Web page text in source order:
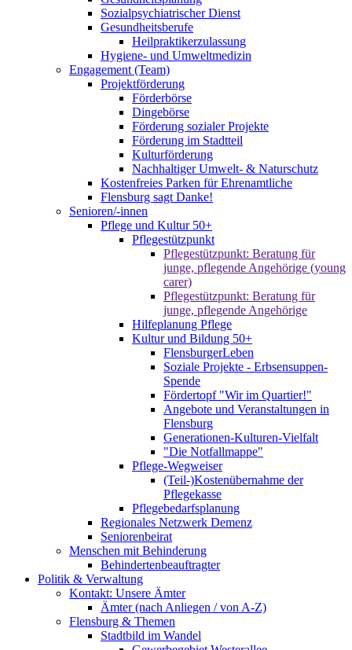
Sozialpsychiatrischer Dienst
Gesundheitsberufe
Heilpraktikerzulassung
Hygiene- und Umweltmedizin
Engagement (Team)
Projektförderung
Förderbörse
Dingebörse
Förderung sozialer Projekte
Förderung im Stadtteil
Kulturförderung
Nachhaltiger Umwelt- & Naturschutz
Kostenfreies Parken für Ehrenamtliche
Flensburg sagt Danke!
Senioren/-innen
Pflege und Kultur 50+
Pflegestützpunkt
Pflegestützpunkt: Beratung für
junge, pflegende Angehörige (young
carer)
Pflegestützpunkt: Beratung für
junge, pflegende Angehörige
Hilfeplanung Pflege
Kultur und Bildung 50+
FlensburgerLeben
Soziale Projekte - Erbsensuppen-
Spende
Fördertopf "Wir im Quartier!"
Angebote und Veranstaltungen in
Flensburg
Generationen-Kulturen-Vielfalt
"Die Notfallmappe"
Pflege-Wegweiser
(Teil-)Kostenübernahme der
Pflegekasse
Pflegebedarfsplanung
Regionales Netzwerk Demenz
Seniorenbeirat
Menschen mit Behinderung
Behindertenbeauftragter
Politik & Verwaltung
Kontakt: Unsere Ämter
Ämter (nach Anliegen / von A-Z)
Flensburg & Themen
Stadtbild im Wandel